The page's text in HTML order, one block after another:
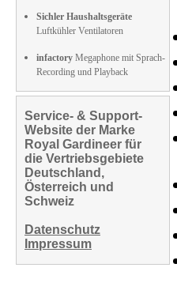
Sichler Haushaltsgeräte
Luftkühler Ventilatoren
infactory Megaphone mit Sprach-
Recording und Playback
Service- & Support-
Website der Marke
Royal Gardineer für
die Vertriebsgebiete
Deutschland,
Österreich und
Schweiz
Datenschutz
Impressum